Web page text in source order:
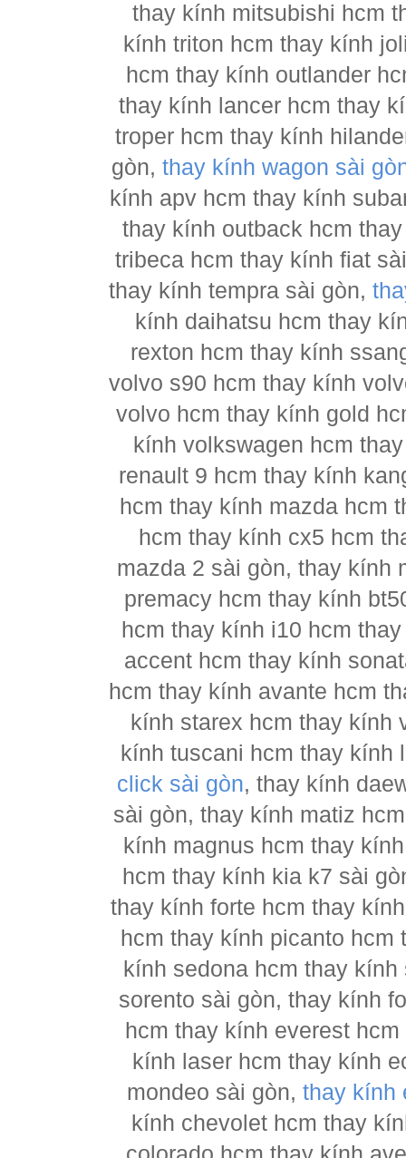
thay kính mitsubishi hcm
kính triton hcm thay kính
hcm thay kính outlander
thay kính lancer hcm thay
troper hcm thay kính
gòn, thay kính wagon sài
kính apv hcm thay kính
thay kính outback hcm
tribeca hcm thay kính fiat
thay kính tempra sài gòn,
kính daihatsu hcm thay
rexton hcm thay kính
volvo s90 hcm thay kính
volvo hcm thay kính gold
kính volkswagen hcm
renault 9 hcm thay kính
hcm thay kính mazda hcm
hcm thay kính cx5 hcm
mazda 2 sài gòn, thay kính
premacy hcm thay kính
hcm thay kính i10 hcm
accent hcm thay kính
hcm thay kính avante hcm
kính starex hcm thay kính
kính tuscani hcm thay
click sài gòn, thay kính
sài gòn, thay kính matiz
kính magnus hcm thay
hcm thay kính kia k7 sài
thay kính forte hcm thay
hcm thay kính picanto
kính sedona hcm thay
sorento sài gòn, thay kính
hcm thay kính everest
kính laser hcm thay kính
mondeo sài gòn, thay kính
kính chevolet hcm thay